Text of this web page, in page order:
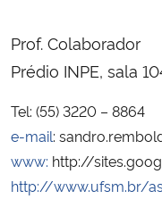
Ministério da Cidadania
Ministério da Saúde
Prof. Colaborador
Prédio INPE, sala
Tel: (55) 3220 – 8864
e-mail:
www: http://
http://www.ufsm.br/